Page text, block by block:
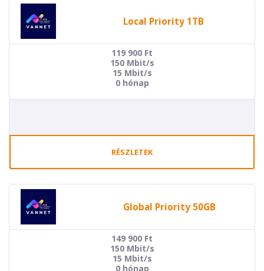
Local Priority 1TB
119 900 Ft
150 Mbit/s
15 Mbit/s
0 hónap
RÉSZLETEK
Global Priority 50GB
149 900 Ft
150 Mbit/s
15 Mbit/s
0 hónap